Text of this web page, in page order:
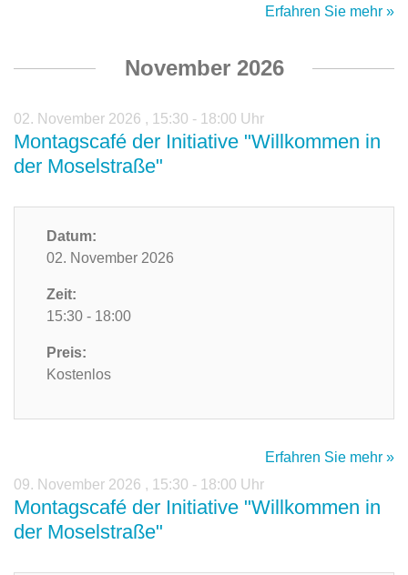
Erfahren Sie mehr »
November 2026
02. November 2026 , 15:30 - 18:00 Uhr
Montagscafé der Initiative "Willkommen in
der Moselstraße"
Datum:
02. November 2026
Zeit:
15:30 - 18:00
Preis:
Kostenlos
Erfahren Sie mehr »
09. November 2026 , 15:30 - 18:00 Uhr
Montagscafé der Initiative "Willkommen in
der Moselstraße"